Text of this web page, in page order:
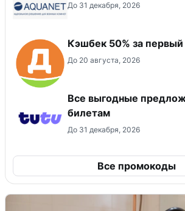
До 31 декабря, 2026
Кэшбек 50% за первый
До 20 августа, 2026
Все выгодные
билетам
До 31 декабря, 2026
Все промокоды